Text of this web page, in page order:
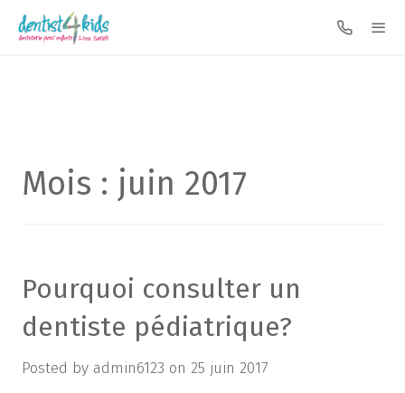
Mois : juin 2017
Pourquoi consulter un
dentiste pédiatrique?
Posted by admin6123 on 25 juin 2017